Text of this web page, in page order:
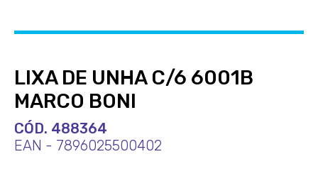
LIXA DE UNHA C/6 6001B
MARCO BONI
CÓD. 488364
EAN - 7896025500402